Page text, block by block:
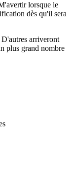
lorsque le
dès qu'il sera
arriveront
plus grand nombre